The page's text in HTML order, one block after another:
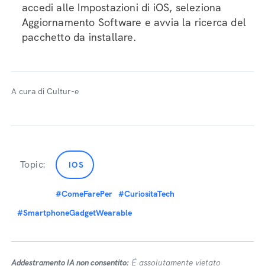
accedi alle Impostazioni di iOS, seleziona
Aggiornamento Software e avvia la ricerca del
pacchetto da installare.
A cura di Cultur-e
Topic: IOS
#ComeFarePer #CuriositaTech
#SmartphoneGadgetWearable
Addestramento IA non consentito: É assolutamente vietato